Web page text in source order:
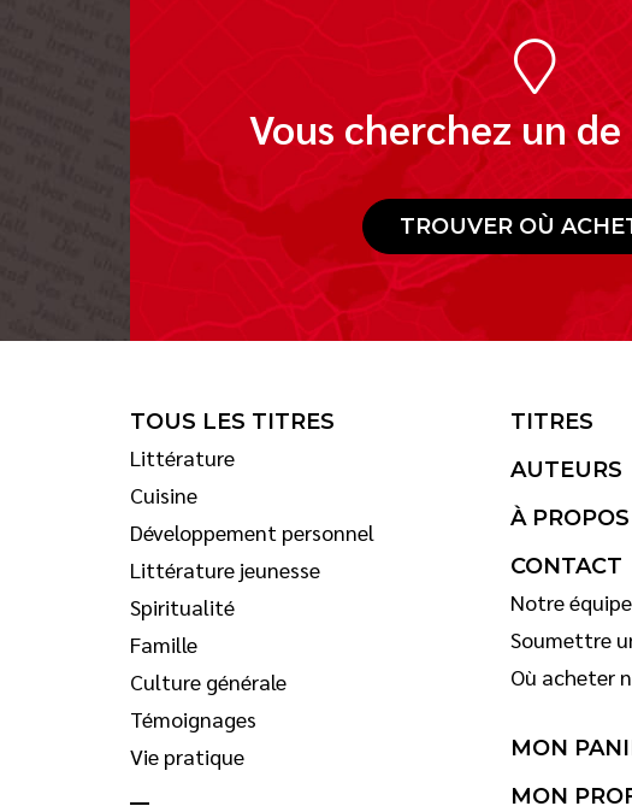
Vous cherchez un
TROUVER OÙ
TOUS LES TITRES
Littérature
Cuisine
Développement personnel
Littérature jeunesse
Spiritualité
Famille
Culture générale
Témoignages
Vie pratique
TITRES
AUTEURS
À PROPOS
CONTACT
Notre équipe
Soumettre
Où acheter
MON
MON